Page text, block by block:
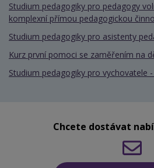
Studium pedagogiky pro pedagogy
komplexní přímou pedagogickou
Studium pedagogiky pro asistenty
Kurz první pomoci se zaměřením na
Studium pedagogiky pro vychovatele
Chcete dostávat